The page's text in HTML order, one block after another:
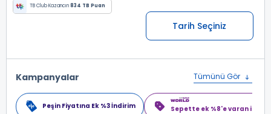
TB Club Kazancın834 TB Puan
Tarih Seçiniz
Kampanyalar Tümünü Gör
Peşin Fiyatına Ek %3 İndirim Sepette ek %8'e varan